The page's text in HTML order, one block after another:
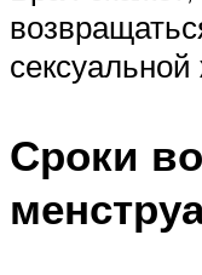
Сроки